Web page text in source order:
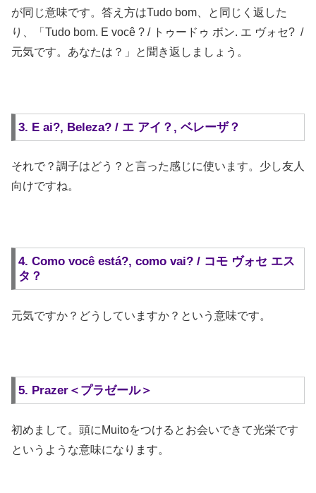
が同じ意味です。答え方はTudo bom、と同じく返した
り、「Tudo bom. E você ? / トゥードゥ ボン. エ ヴォセ? /
元気です。あなたは？」と聞き返しましょう。
3. E ai?, Beleza? / エ アイ？, ベレーザ？
それで？調子はどう？と言った感じに使います。少し友人
向けですね。
4. Como você está?, como vai? / コモ ヴォセ エス
タ？
元気ですか？どうしていますか？という意味です。
5. Prazer＜プラゼール＞
初めまして。頭にMuitoをつけるとお会いできて光栄です
というような意味になります。